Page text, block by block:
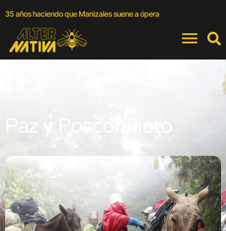
35 años haciendo que Manizales suene a ópera
Paz y Posconflicto